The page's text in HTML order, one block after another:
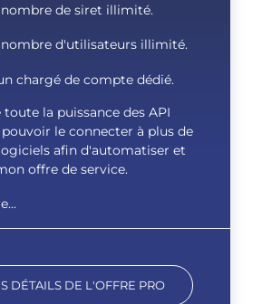
de siret illimité.
d'utilisateurs illimité.
chargé de compte dédié.
la puissance des API
le connecter à plus de
afin d'automatiser et
offre de service.
DÉTAILS DE L'OFFRE PRO